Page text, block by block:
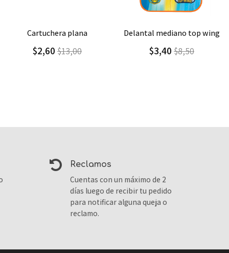
Agregar Detalle
delantal mediano top wing
$3,40 $8,50
Agregar Detalle
delantal grande
$4,10 $6,84
reclamos
Cuentas con un máximo de 2
días luego de recibir tu pedido
para notificar alguna queja o
reclamo.